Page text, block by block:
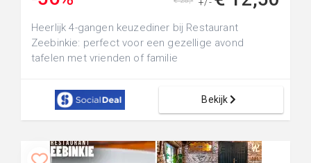
Heerlijk 4-gangen keuzediner bij Restaurant
Zeebinkie: perfect voor een gezellige avond
tafelen met vrienden of familie
Bekijk